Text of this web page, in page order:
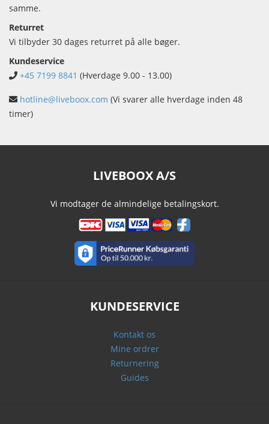
samme.
Returret
Vi tilbyder 30 dages returret på alle bøger.
Kundeservice
+45 7199 8841 (Hverdage 9.00 - 13.00)
hotline@liveboox.com (Vi svarer alle hverdage inden 48
timer)
LIVEBOOX A/S
Vi modtager de almindelige betalingskort.
KUNDESERVICE
Kontakt os
Mine ordrer
Returnering
Guides